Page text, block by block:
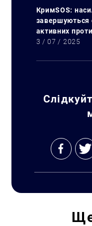
КримSOS:
завершуються
активних
3 / 07 / 2025